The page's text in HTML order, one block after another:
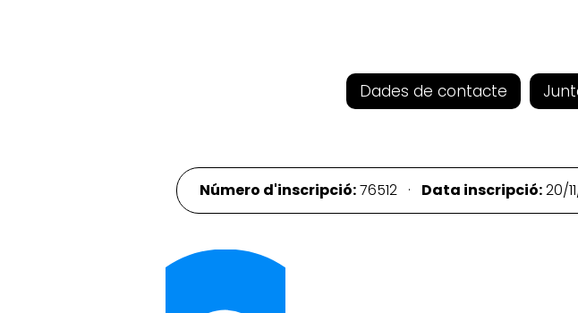
Dades de contacte
Número d'inscripció:76512 · Data inscripció:20/